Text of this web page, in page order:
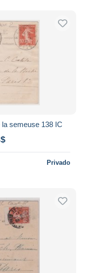
semeuse 138 IC
Privado